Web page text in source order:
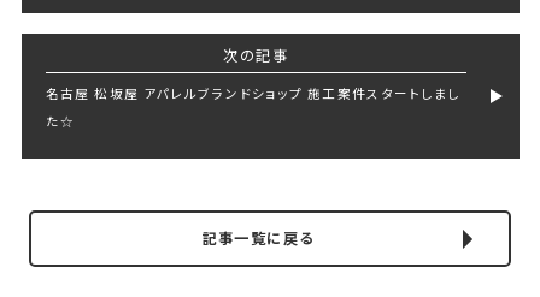
次の記事
名古屋 松坂屋 アパレルブランドショップ 施工案件スタートしまし
た☆
記事一覧に戻る